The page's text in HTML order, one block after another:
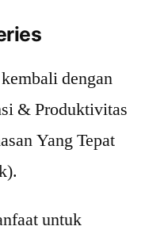
dengan
& Produktivitas
Yang Tepat
untuk